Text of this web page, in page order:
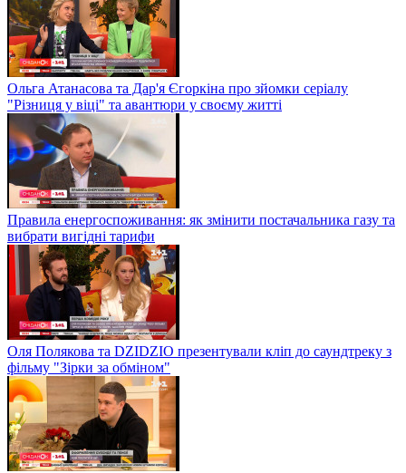
Ольга Атанасова та Дар'я Єгоркіна про зйомки серіалу
"Різниця у віці" та авантюри у своєму житті
Правила енергоспоживання: як змінити постачальника газу та
вибрати вигідні тарифи
Оля Полякова та DZIDZIO презентували кліп до саундтреку з
фільму "Зірки за обміном"